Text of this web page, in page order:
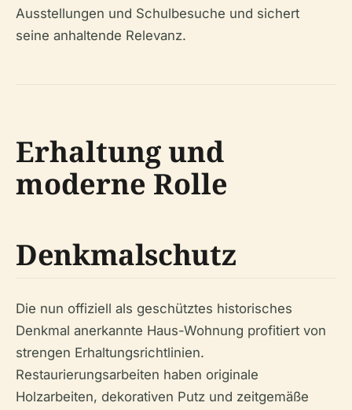
Ausstellungen und Schulbesuche und sichert
seine anhaltende Relevanz.
Erhaltung und
moderne Rolle
Denkmalschutz
Die nun offiziell als geschütztes historisches
Denkmal anerkannte Haus-Wohnung profitiert von
strengen Erhaltungsrichtlinien.
Restaurierungsarbeiten haben originale
Holzarbeiten, dekorativen Putz und zeitgemäße